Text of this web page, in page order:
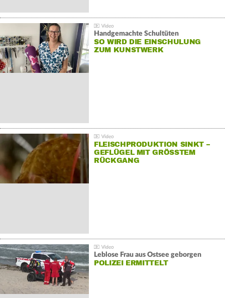
Handgemachte Schultüten
SO WIRD DIE EINSCHULUNG
ZUM KUNSTWERK
FLEISCHPRODUKTION SINKT –
GEFLÜGEL MIT GRÖSSTEM R
ÜCKGANG
Leblose Frau aus Ostsee geborgen
POLIZEI ERMITTELT